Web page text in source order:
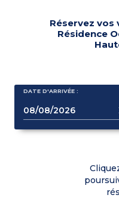
Réservez vos
Résidence
DATE D'ARRIVÉE :